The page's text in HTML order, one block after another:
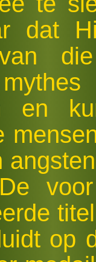
dat
en
op